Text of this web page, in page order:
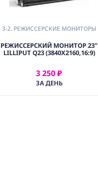
3-2. РЕЖИССЕРСКИЕ МОНИТОРЫ
РЕЖИССЕРСКИЙ МОНИТОР 23"
LILLIPUT Q23 (3840X2160,16:9)
3 250 ₽
ЗА ДЕНЬ
АРЕНДОВАТЬ